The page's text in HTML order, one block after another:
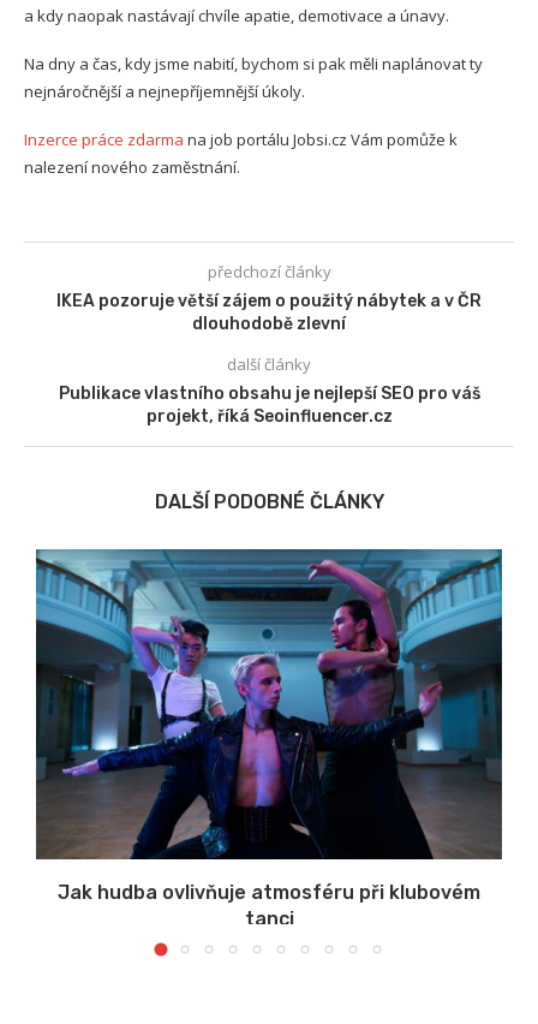
a kdy naopak nastávají chvíle apatie, demotivace a únavy.
Na dny a čas, kdy jsme nabití, bychom si pak měli naplánovat ty
nejnáročnější a nejnepříjemnější úkoly.
Inzerce práce zdarma na job portálu Jobsi.cz Vám pomůže k
nalezení nového zaměstnání.
předchozí články
IKEA pozoruje větší zájem o použitý nábytek a v ČR
dlouhodobě zlevní
další články
Publikace vlastního obsahu je nejlepší SEO pro váš
projekt, říká Seoinfluencer.cz
DALŠÍ PODOBNÉ ČLÁNKY
Jak hudba ovlivňuje atmosféru při klubovém
tanci